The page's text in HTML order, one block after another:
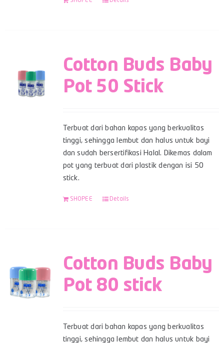
Cotton Buds Baby
Pot 50 Stick
Terbuat dari bahan kapas yang berkualitas
tinggi, sehingga lembut dan halus untuk bayi
dan sudah bersertifikasi Halal. Dikemas dalam
pot yang terbuat dari plastik dengan isi 50
stick.
SHOPEE Details
Cotton Buds Baby
Pot 80 stick
Terbuat dari bahan kapas yang berkualitas
tinggi, sehingga lembut dan halus untuk bayi